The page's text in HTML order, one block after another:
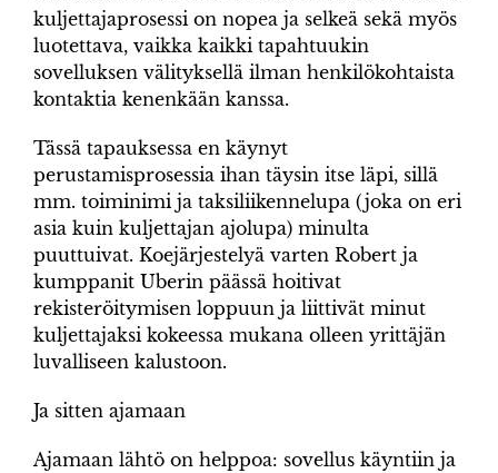
kuljettajaprosessi on nopea ja selkeä sekä myös
luotettava, vaikka kaikki tapahtuukin
sovelluksen välityksellä ilman henkilökohtaista
kontaktia kenenkään kanssa.
Tässä tapauksessa en käynyt
perustamisprosessia ihan täysin itse läpi, sillä
mm. toiminimi ja taksiliikennelupa (joka on eri
asia kuin kuljettajan ajolupa) minulta
puuttuivat. Koejärjestelyä varten Robert ja
kumppanit Uberin päässä hoitivat
rekisteröitymisen loppuun ja liittivät minut
kuljettajaksi kokeessa mukana olleen yrittäjän
luvalliseen kalustoon.
Ja sitten ajamaan
Ajamaan lähtö on helppoa: sovellus käyntiin ja